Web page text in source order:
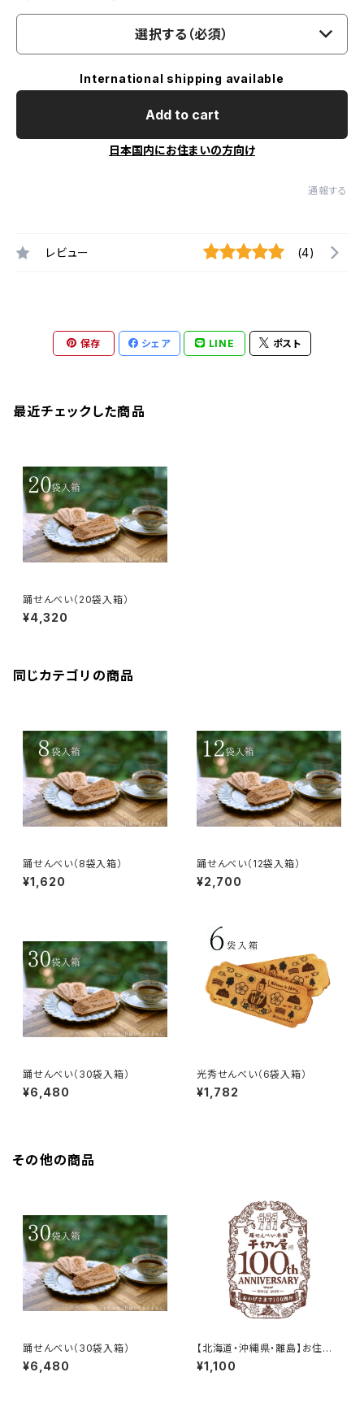
選択する（必須）
International shipping available
Add to cart
日本国内にお住まいの方向け
通報する
レビュー (4)
保存 シェア LINE ポスト
最近チェックした商品
踊せんべい（20袋入箱）
¥4,320
同じカテゴリの商品
踊せんべい（8袋入箱）
¥1,620
踊せんべい（12袋入箱）
¥2,700
踊せんべい（30袋入箱）
¥6,480
光秀せんべい（6袋入箱）
¥1,782
その他の商品
踊せんべい（30袋入箱）
¥6,480
【北海道・沖縄県・離島】お住ま
いのお客様用送料※10,000円
以上お買上のお客様はこちらも
¥1,100